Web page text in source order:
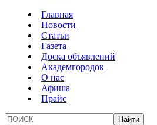
Главная
Новости
Статьи
Газета
Доска объявлений
Академгородок
О нас
Афиша
Прайс